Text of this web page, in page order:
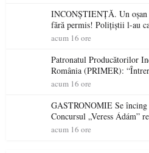
INCONȘTIENȚĂ. Un
fără permis! Polițiștii l-au
acum 16 ore
Patronatul Producătorilor
România (PRIMER):
electrică a fabricilor de
acum 16 ore
GASTRONOMIE Se încing ceaunele la Satu Mare!
Concursul „Veress Ádám”
spectaculoase, premii și un
acum 16 ore